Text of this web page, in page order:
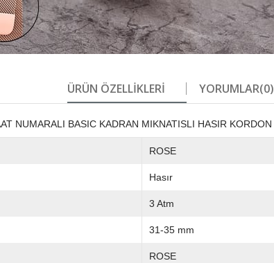
ÜRÜN ÖZELLIKLERI YORUMLAR(0)
NUMARALI BASIC KADRAN MIKNATISLI HASIR KORDON
ROSE
Hasır
3 Atm
31-35 mm
ROSE